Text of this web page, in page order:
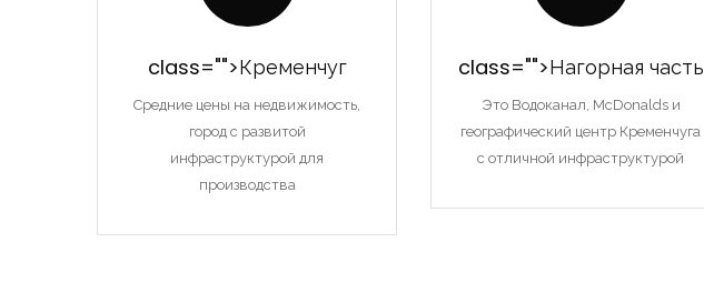
class="">Кременчуг
Средние цены на недвижимость,
город с развитой
инфраструктурой для
производства
class="">Нагорная часть
Это Водоканал, McDonalds и
географический центр Кременчуга
с отличной инфраструктурой